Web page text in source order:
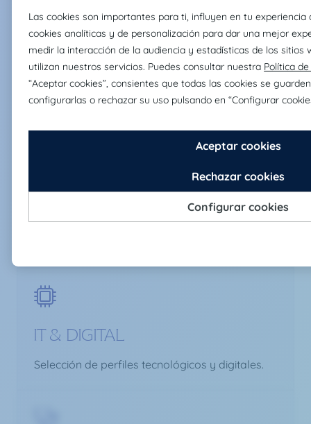
FINANCE SERVICES
Selección de perfiles contables y financieros.
FMCG
Selección de profesionales especializados en el
IT & DIGITAL
Selección de perfiles tecnológicos y digitales.